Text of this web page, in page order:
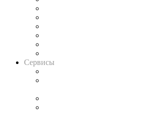
Сервисы